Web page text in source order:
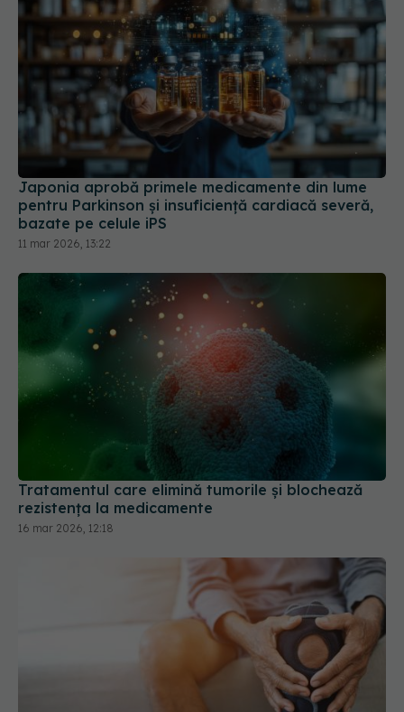
Japonia aprobă primele medicamente din lume
pentru Parkinson și insuficiență cardiacă severă,
bazate pe celule iPS
11 mar 2026, 13:22
Tratamentul care elimină tumorile și blochează
rezistența la medicamente
16 mar 2026, 12:18